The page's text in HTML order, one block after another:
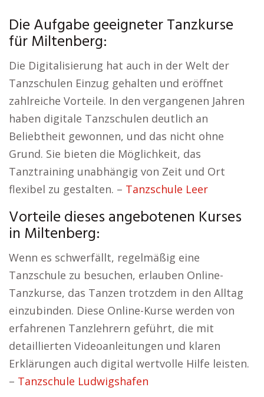
Die Aufgabe geeigneter Tanzkurse
für Miltenberg:
Die Digitalisierung hat auch in der Welt der
Tanzschulen Einzug gehalten und eröffnet
zahlreiche Vorteile. In den vergangenen Jahren
haben digitale Tanzschulen deutlich an
Beliebtheit gewonnen, und das nicht ohne
Grund. Sie bieten die Möglichkeit, das
Tanztraining unabhängig von Zeit und Ort
flexibel zu gestalten. – Tanzschule Leer
Vorteile dieses angebotenen Kurses
in Miltenberg:
Wenn es schwerfällt, regelmäßig eine
Tanzschule zu besuchen, erlauben Online-
Tanzkurse, das Tanzen trotzdem in den Alltag
einzubinden. Diese Online-Kurse werden von
erfahrenen Tanzlehrern geführt, die mit
detaillierten Videoanleitungen und klaren
Erklärungen auch digital wertvolle Hilfe leisten.
– Tanzschule Ludwigshafen